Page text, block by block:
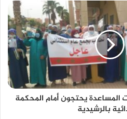
المساعدة يحتجون أمام المحكمة
بالرشيدية